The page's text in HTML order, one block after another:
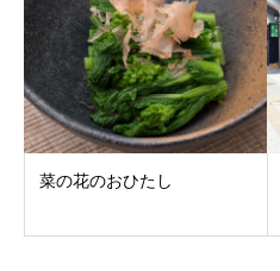
菜の花のおひたし